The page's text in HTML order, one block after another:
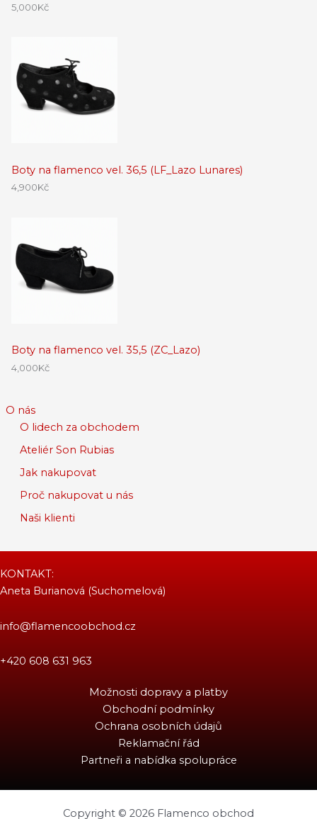
5,000Kč
Boty na flamenco vel. 36,5 (LF_Lazo Lunares)
4,900Kč
Boty na flamenco vel. 35,5 (ZC_Lazo)
4,000Kč
O nás
O lidech za obchodem
Ateliér Son Rubias
Jak nakupovat
Proč nakupovat u nás
Naši klienti
KONTAKT:
Aneta Burianová (Suchomelová)
info@flamencoobchod.cz
+420 608 631 963
Možnosti dopravy a platby
Obchodní podmínky
Ochrana osobních údajů
Reklamační řád
Partneři a nabídka spolupráce
Copyright © 2026 Flamenco obchod